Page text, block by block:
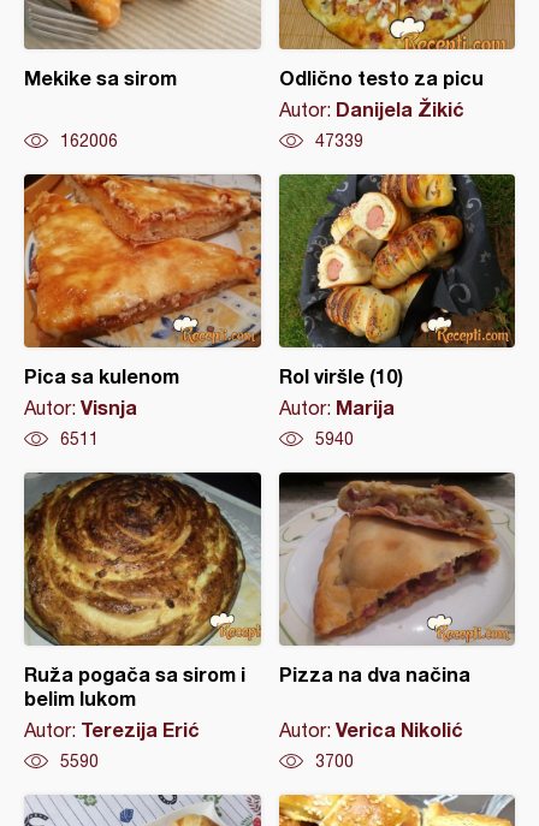
Mekike sa sirom
162006
Odlično testo za picu
Autor: Danijela Žikić
47339
Pica sa kulenom
Autor: Visnja
6511
Rol viršle (10)
Autor: Marija
5940
Ruža pogača sa sirom i
belim lukom
Autor: Terezija Erić
5590
Pizza na dva načina
Autor: Verica Nikolić
3700